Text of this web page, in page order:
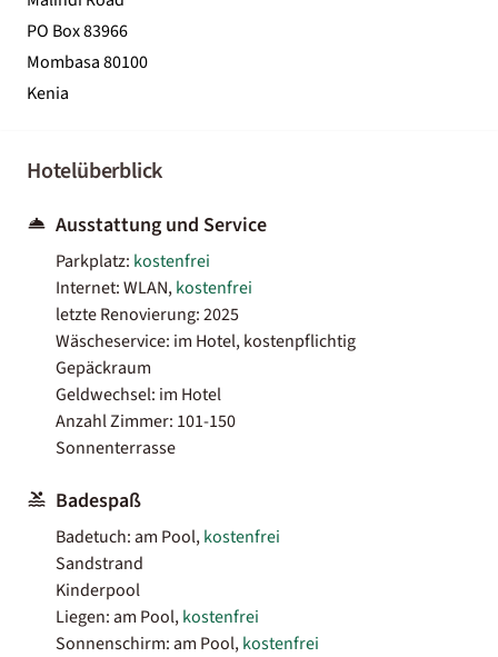
PO Box 83966
Mombasa 80100
Kenia
Hotelüberblick
Ausstattung und Service
Parkplatz: kostenfrei
Internet: WLAN,kostenfrei
letzte Renovierung: 2025
Wäscheservice: im Hotel, kostenpflichtig
Gepäckraum
Geldwechsel: im Hotel
Anzahl Zimmer: 101-150
Sonnenterrasse
Badespaß
Badetuch: am Pool,kostenfrei
Sandstrand
Kinderpool
Liegen: am Pool,kostenfrei
Sonnenschirm: am Pool,kostenfrei